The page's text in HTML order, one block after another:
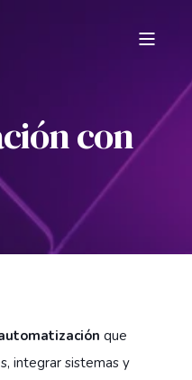
con
que
integrar sistemas y